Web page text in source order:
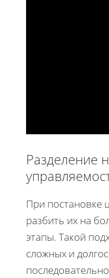
Разделение
При постановке
разбить их на
этапы. Такой
сложных и